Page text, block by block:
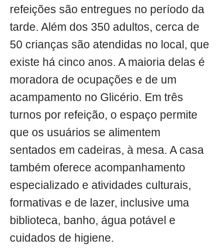
refeições são entregues no período da
tarde. Além dos 350 adultos, cerca de
50 crianças são atendidas no local, que
existe há cinco anos. A maioria delas é
moradora de ocupações e de um
acampamento no Glicério. Em três
turnos por refeição, o espaço permite
que os usuários se alimentem
sentados em cadeiras, à mesa. A casa
também oferece acompanhamento
especializado e atividades culturais,
formativas e de lazer, inclusive uma
biblioteca, banho, água potável e
cuidados de higiene.